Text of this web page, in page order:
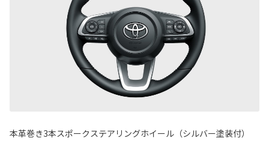
本革巻き3本スポークステアリングホイール（シルバー塗装付）